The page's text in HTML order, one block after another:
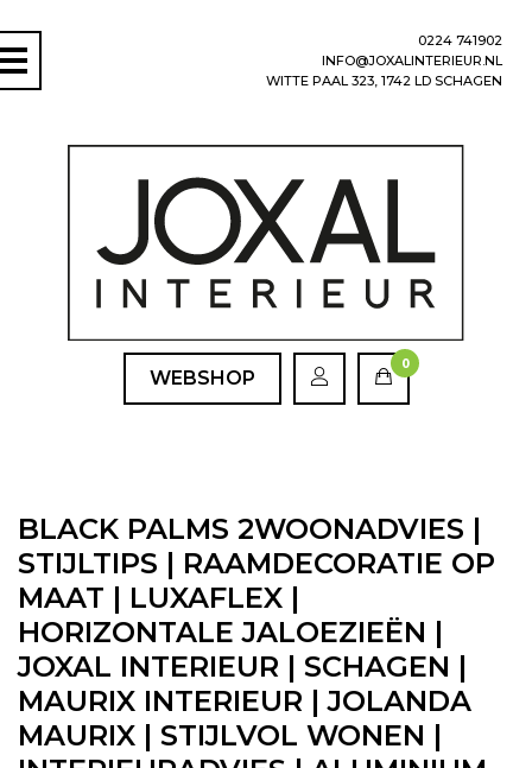
0224 741902
INFO@JOXALINTERIEUR.NL
WITTE PAAL 323, 1742 LD SCHAGEN
WEBSHOP
0
BLACK PALMS 2WOONADVIES |
STIJLTIPS | RAAMDECORATIE OP
MAAT | LUXAFLEX |
HORIZONTALE JALOEZIEËN |
JOXAL INTERIEUR | SCHAGEN |
MAURIX INTERIEUR | JOLANDA
MAURIX | STIJLVOL WONEN |